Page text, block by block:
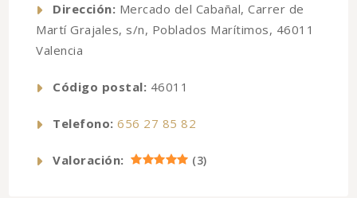
Dirección: Mercado del Cabañal, Carrer de
Martí Grajales, s/n, Poblados Marítimos, 46011
Valencia
Código postal: 46011
Telefono: 656 27 85 82
Valoración: (3)